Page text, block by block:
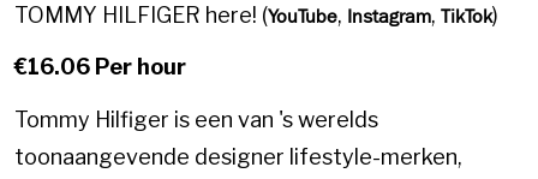
TOMMY HILFIGER here! (YouTube, Instagram, TikTok)
€16.06 Per hour
Tommy Hilfiger is een van 's werelds
toonaangevende designer lifestyle-merken,